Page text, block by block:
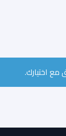
مع اختيارك.